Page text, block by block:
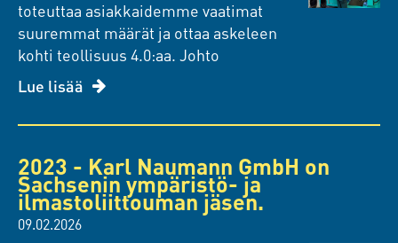
toteuttaa asiakkaidemme vaatimat
suuremmat määrät ja ottaa askeleen
kohti teollisuus 4.0:aa. Johto
Lue lisää
2023 - Karl Naumann GmbH on
Sachsenin ympäristö- ja
ilmastoliittouman jäsen.
09.02.2026